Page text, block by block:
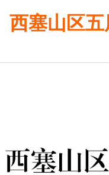
西塞山区